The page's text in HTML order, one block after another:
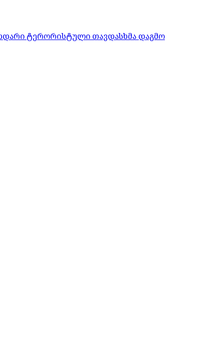
ტერორისტული თავდასხმა დაგმო